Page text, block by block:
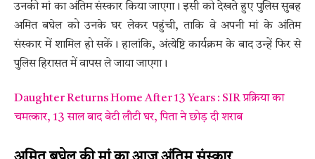
उनकी मां का अंतिम संस्कार किया जाएगा। इसी को देखते हुए पुलिस सुबह
अमित बघेल को उनके घर लेकर पहुंची, ताकि वे अपनी मां के अंतिम
संस्कार में शामिल हो सकें। हालांकि, अंत्येष्टि कार्यक्रम के बाद उन्हें फिर से
पुलिस हिरासत में वापस ले जाया जाएगा।
Daughter Returns Home After 13 Years : SIR प्रक्रिया का
चमत्कार, 13 साल बाद बेटी लौटी घर, पिता ने छोड़ दी शराब